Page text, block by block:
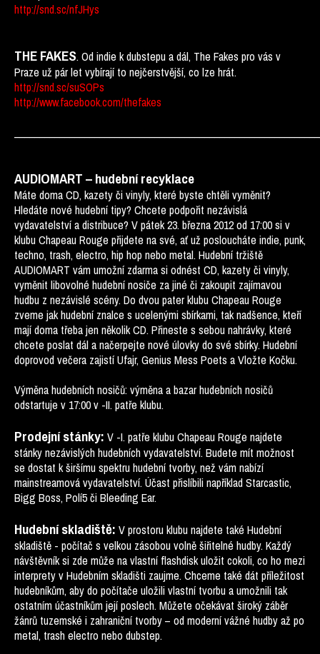
http://snd.sc/nfJHys
THE FAKES. Od indie k dubstepu a dál, The Fakes pro vás v
Praze už pár let vybírají to nejčerstvější, co lze hrát.
http://snd.sc/suSOPs
http://www.facebook.com/thefakes
AUDIOMART – hudební recyklace
Máte doma CD, kazety či vinyly, které byste chtěli vyměnit?
Hledáte nové hudební tipy? Chcete podpořit nezávislá
vydavatelství a distribuce? V pátek 23. března 2012 od 17:00 si v
klubu Chapeau Rouge přijdete na své, ať už posloucháte indie, punk,
techno, trash, electro, hip hop nebo metal. Hudební tržiště
AUDIOMART vám umožní zdarma si odnést CD, kazety či vinyly,
vyměnit libovolné hudební nosiče za jiné či zakoupit zajímavou
hudbu z nezávislé scény. Do dvou pater klubu Chapeau Rouge
zveme jak hudební znalce s ucelenými sbírkami, tak nadšence, kteří
mají doma třeba jen několik CD. Přineste s sebou nahrávky, které
chcete poslat dál a načerpejte nové úlovky do své sbírky. Hudební
doprovod večera zajistí Ufajr, Genius Mess Poets a Vložte Kočku.
Výměna hudebních nosičů: výměna a bazar hudebních nosičů
odstartuje v 17:00 v -II. patře klubu.
Prodejní stánky: V -I. patře klubu Chapeau Rouge najdete
stánky nezávislých hudebních vydavatelství. Budete mít možnost
se dostat k širšímu spektru hudební tvorby, než vám nabízí
mainstreamová vydavatelství. Účast přislíbili například Starcastic,
Bigg Boss, Polí5 či Bleeding Ear.
Hudební skladiště: V prostoru klubu najdete také Hudební
skladiště - počítač s velkou zásobou volně šiřitelné hudby. Každý
návštěvník si zde může na vlastní flashdisk uložit cokoli, co ho mezi
interprety v Hudebním skladišti zaujme. Chceme také dát příležitost
hudebníkům, aby do počítače uložili vlastní tvorbu a umožnili tak
ostatním účastníkům její poslech. Můžete očekávat široký záběr
žánrů tuzemské i zahraniční tvorby – od moderní vážné hudby až po
metal, trash electro nebo dubstep.